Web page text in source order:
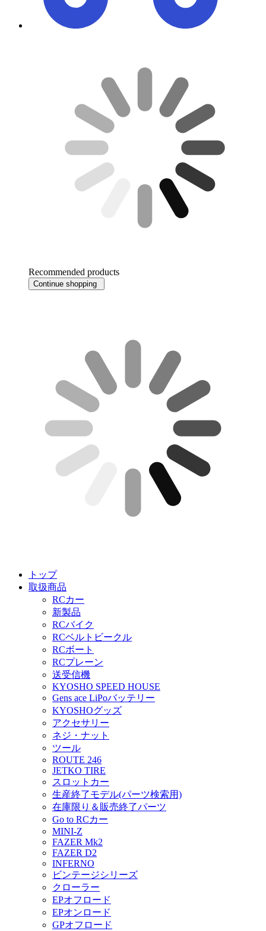
Recommended products
Continue shopping
トップ
取扱商品
RCカー
新製品
RCバイク
RCベルトビークル
RCボート
RCプレーン
送受信機
KYOSHO SPEED HOUSE
Gens ace LiPoバッテリー
KYOSHOグッズ
アクセサリー
ネジ・ナット
ツール
ROUTE 246
JETKO TIRE
スロットカー
生産終了モデル(パーツ検索用)
在庫限り＆販売終了パーツ
Go to RCカー
MINI-Z
FAZER Mk2
FAZER D2
INFERNO
ビンテージシリーズ
クローラー
EPオフロード
EPオンロード
GPオフロード